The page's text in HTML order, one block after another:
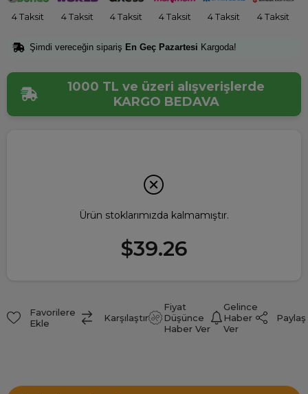
4 Taksit 4 Taksit 4 Taksit 4 Taksit 4 Taksit 4 Taksit
Şimdi vereceğin sipariş En Geç Pazartesi Kargoda!
1000 TL ve üzeri alışverişlerde
KARGO BEDAVA
Ürün stoklarımızda kalmamıştır.
$39.26
Favorilere
Ekle
Karşılaştır
Fiyat
Düşünce
Haber Ver
Gelince
Haber
Ver
Paylaş